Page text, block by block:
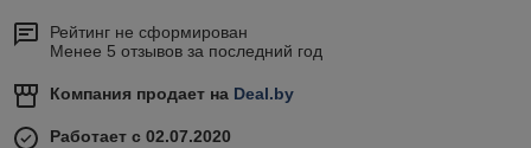
Рейтинг не сформирован
Менее 5 отзывов за последний год
Компания продает на Deal.by
Работает с 02.07.2020